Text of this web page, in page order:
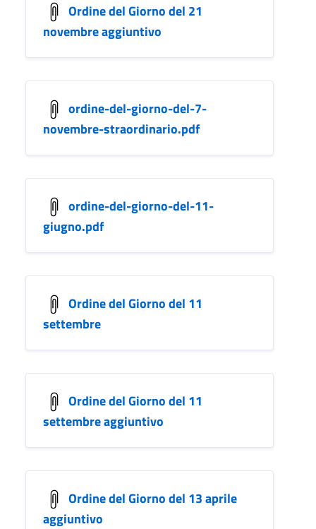
Ordine del Giorno del 21
novembre aggiuntivo
ordine-del-giorno-del-7-
novembre-straordinario.pdf
ordine-del-giorno-del-11-
giugno.pdf
Ordine del Giorno del 11
settembre
Ordine del Giorno del 11
settembre aggiuntivo
Ordine del Giorno del 13 aprile
aggiuntivo